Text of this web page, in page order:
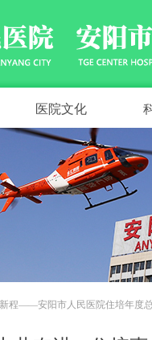
医院文化
程——安阳市人民医院住培年度